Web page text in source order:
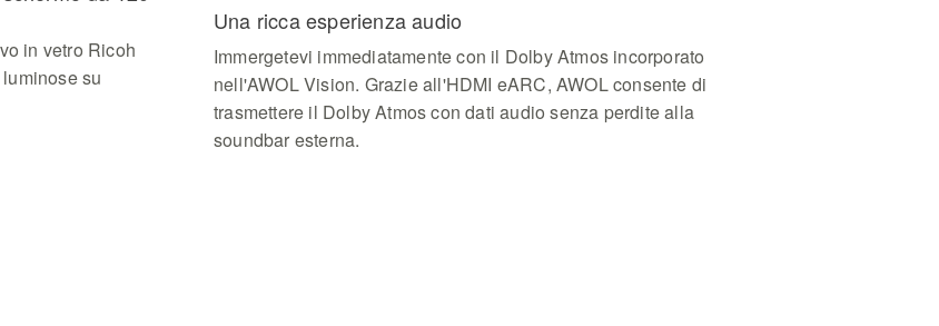
in vetro Ricoh
su
Una ricca esperienza audio
Immergetevi immediatamente con il Dolby Atmos incorporato
nell'AWOL Vision. Grazie all'HDMI eARC, AWOL consente di
trasmettere il Dolby Atmos con dati audio senza perdite alla
soundbar esterna.